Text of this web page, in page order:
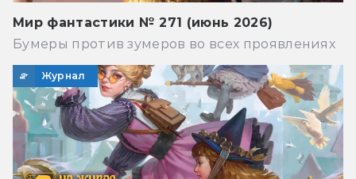
Мир фантастики № 271 (июнь 2026)
Бумеры против зумеров во всех проявлениях
Журнал